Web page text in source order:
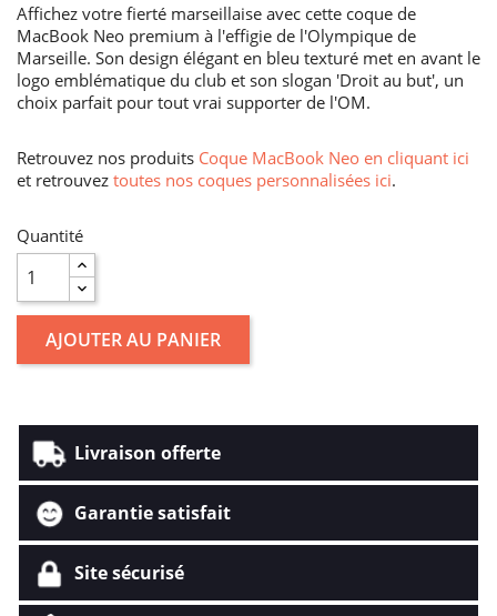
Affichez votre fierté marseillaise avec cette coque de
MacBook Neo premium à l'effigie de l'Olympique de
Marseille. Son design élégant en bleu texturé met en avant le
logo emblématique du club et son slogan 'Droit au but', un
choix parfait pour tout vrai supporter de l'OM.
Retrouvez nos produits Coque MacBook Neo en cliquant ici
et retrouvez toutes nos coques personnalisées ici.
Quantité
AJOUTER AU PANIER
Livraison offerte
Garantie satisfait
Site sécurisé